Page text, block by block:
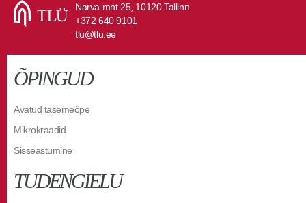
Narva mnt 25, 10120 Tallinn
+372 640 9101
tlu@tlu.ee
ÕPINGUD
Avatud tasemeõpe
Mikrokraadid
Sisseastumine
TUDENGIELU